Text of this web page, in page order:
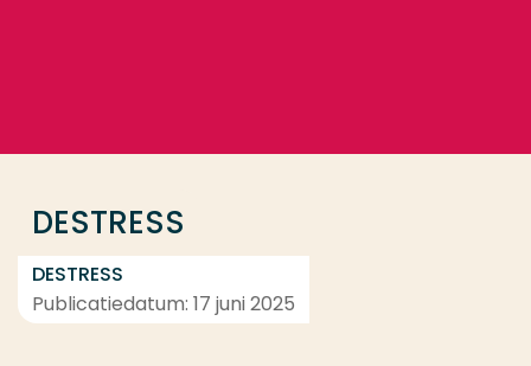
DESTRESS
DESTRESS
Publicatiedatum: 17 juni 2025
Contact